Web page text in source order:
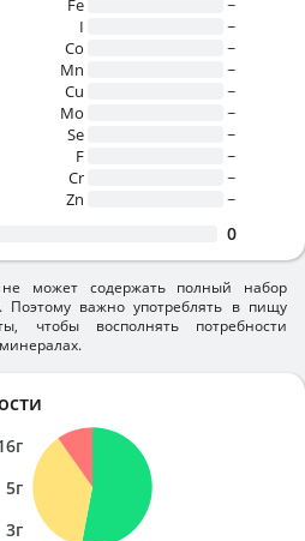
Fe
~
I
~
Co
~
Mn
~
Cu
~
Mo
~
Se
~
F
~
Cr
~
Zn
~
0
не может содержать полный набор
важно употреблять в пищу
чтобы восполнять потребности
г
5г
3г